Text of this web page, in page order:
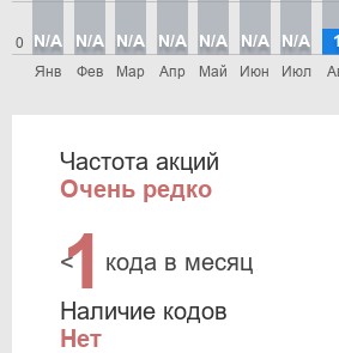
0
Янв
N/A
Фев
N/A
Мар
N/A
Апр
N/A
Май
N/A
Июн
N/A
Июл
N/A 1
Частота акций
Очень редко
<
1 кода в месяц
Наличие кодов
Нет